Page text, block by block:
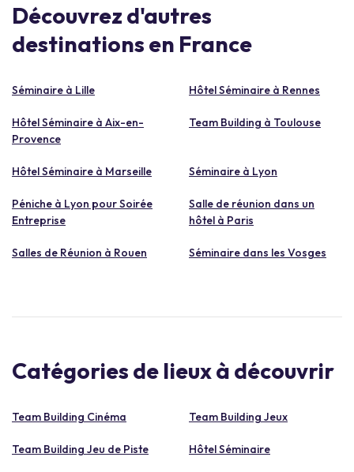
Découvrez d'autres
destinations en France
Séminaire à Lille Hôtel Séminaire à Rennes
Hôtel Séminaire à Aix-en-
Provence
Team Building à Toulouse
Hôtel Séminaire à Marseille Séminaire à Lyon
Péniche à Lyon pour Soirée
Entreprise
Salle de réunion dans un
hôtel à Paris
Salles de Réunion à Rouen Séminaire dans les Vosges
Catégories de lieux à découvrir
Team Building Cinéma Team Building Jeux
Team Building Jeu de Piste Hôtel Séminaire